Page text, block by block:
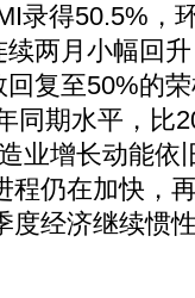
录得50.5%，
两月小幅回
复至50%的
同期水平，比
业增长动能依
程仍在加快，
度经济继续惯